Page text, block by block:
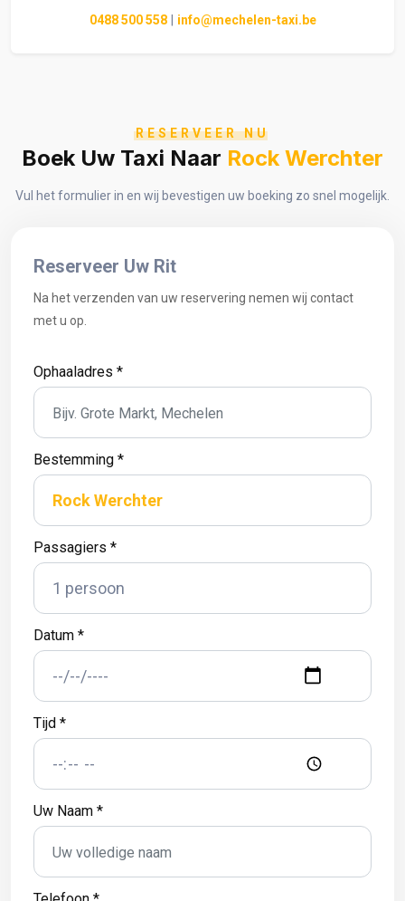
0488 500 558 info@mechelen-taxi.be
RESERVEER NU
Boek Uw Taxi Naar Rock Werchter
Vul het formulier in en wij bevestigen uw boeking zo snel mogelijk.
Reserveer Uw Rit
Na het verzenden van uw reservering nemen wij contact
met u op.
Ophaaladres *
Bestemming *
Passagiers *
Datum *
Tijd *
Uw Naam *